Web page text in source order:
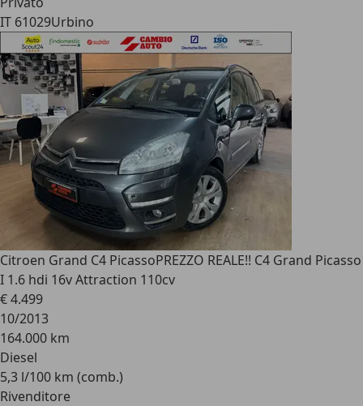
IT 61029Urbino
Citroen Grand C4 PicassoPREZZO REALE!! C4 Grand Picasso
I 1.6 hdi 16v Attraction 110cv
€ 4.499
10/2013
164.000 km
Diesel
5,3 l/100 km (comb.)
Rivenditore